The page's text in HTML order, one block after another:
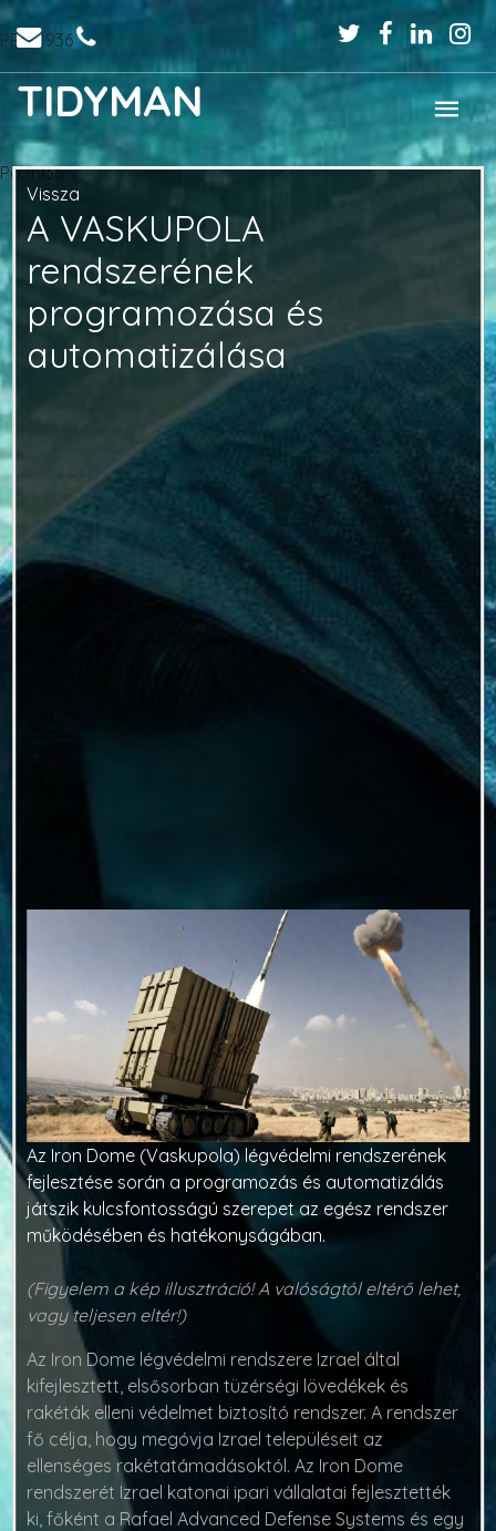
TIDYMAN
PPo :1936
Po :1936
Vissza
A VASKUPOLA
rendszerének
programozása és
automatizálása
Az Iron Dome (Vaskupola) légvédelmi rendszerének
fejlesztése során a programozás és automatizálás
játszik kulcsfontosságú szerepet az egész rendszer
működésében és hatékonyságában.
(Figyelem a kép illusztráció! A valóságtól eltérő lehet,
vagy teljesen eltér!)
Az Iron Dome légvédelmi rendszere Izrael által
kifejlesztett, elsősorban tüzérségi lövedékek és
rakéták elleni védelmet biztosító rendszer. A rendszer
fő célja, hogy megóvja Izrael településeit az
ellenséges rakétatámadásoktól. Az Iron Dome
rendszerét Izrael katonai ipari vállalatai fejlesztették
ki, főként a Rafael Advanced Defense Systems és egy